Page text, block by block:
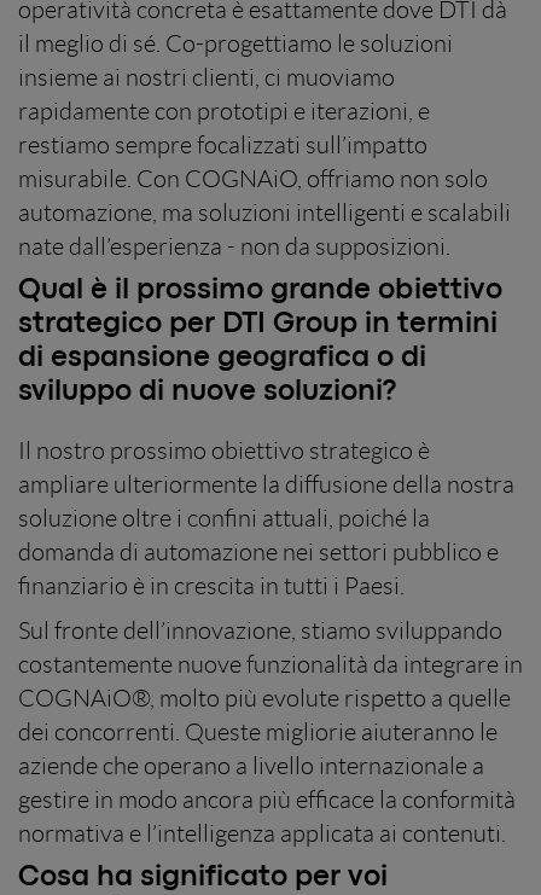
operatività concreta è esattamente dove DTI dà
il meglio di sé. Co-progettiamo le soluzioni
insieme ai nostri clienti, ci muoviamo
rapidamente con prototipi e iterazioni, e
restiamo sempre focalizzati sull’impatto
misurabile. Con COGNAiO, offriamo non solo
automazione, ma soluzioni intelligenti e scalabili
nate dall’esperienza - non da supposizioni.
Qual è il prossimo grande obiettivo
strategico per DTI Group in termini
di espansione geografica o di
sviluppo di nuove soluzioni?
Il nostro prossimo obiettivo strategico è
ampliare ulteriormente la diffusione della nostra
soluzione oltre i confini attuali, poiché la
domanda di automazione nei settori pubblico e
finanziario è in crescita in tutti i Paesi.
Sul fronte dell’innovazione, stiamo sviluppando
costantemente nuove funzionalità da integrare in
COGNAiO®, molto più evolute rispetto a quelle
dei concorrenti. Queste migliorie aiuteranno le
aziende che operano a livello internazionale a
gestire in modo ancora più efficace la conformità
normativa e l’intelligenza applicata ai contenuti.
Cosa ha significato per voi